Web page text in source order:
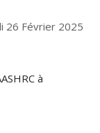
26 Février 2025
à